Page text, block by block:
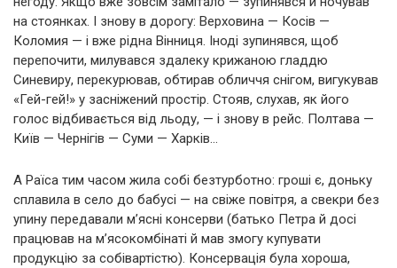
на стоянках. І знову в дорогу: Верховина — Косів —
Коломия — і вже рідна Вінниця. Іноді зупинявся, щоб
перепочити, милувався здалеку крижаною гладдю
Синевиру, перекурював, обтирав обличчя снігом, вигукував
«Гей-гей!» у засніжений простір. Стояв, слухав, як його
голос відбивається від льоду, — і знову в рейс. Полтава —
Київ — Чернігів — Суми — Харків…
А Раїса тим часом жила собі безтурботно: гроші є, доньку
сплавила в село до бабусі — на свіже повітря, а свекри без
упину передавали м’ясні консерви (батько Петра й досі
працював на м’ясокомбінаті й мав змогу купувати
продукцію за собівартістю). Консервація була хороша,